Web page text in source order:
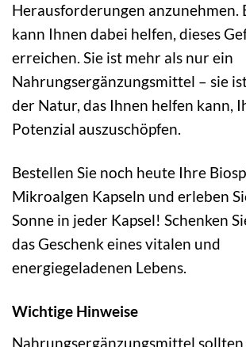
Herausforderungen anzunehmen.
kann Ihnen dabei helfen, dieses
erreichen. Sie ist mehr als nur ein
Nahrungsergänzungsmittel – sie
der Natur, das Ihnen helfen kann,
Potenzial auszuschöpfen.
Bestellen Sie noch heute Ihre
Mikroalgen Kapseln und erleben
Sonne in jeder Kapsel! Schenken
das Geschenk eines vitalen und
energiegeladenen Lebens.
Wichtige Hinweise
Nahrungsergänzungsmittel